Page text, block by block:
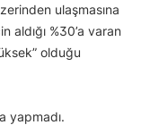
ulaşmasına
%30’a varan
olduğu
yapmadı.